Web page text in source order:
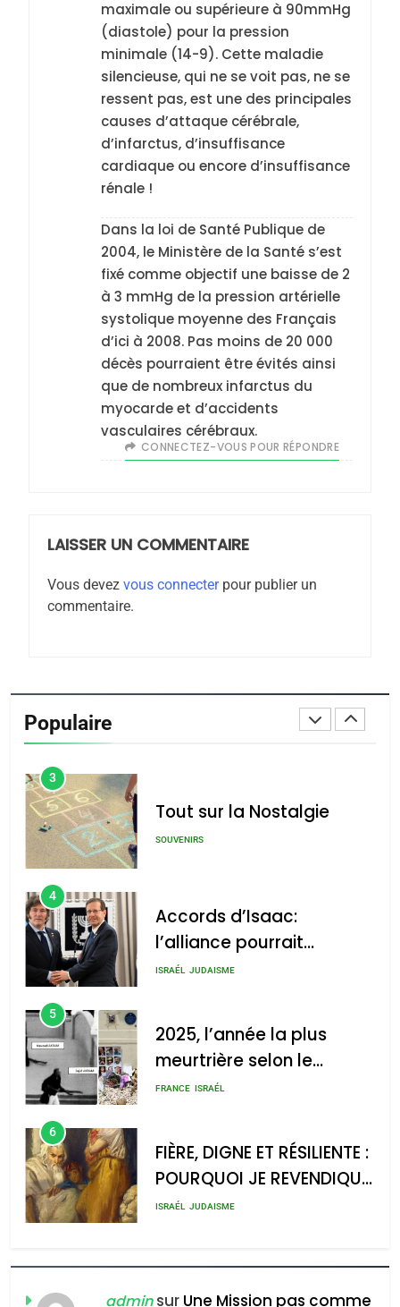
maximale ou supérieure à 90mmHg
(diastole) pour la pression
minimale (14-9). Cette maladie
silencieuse, qui ne se voit pas, ne se
ressent pas, est une des principales
causes d’attaque cérébrale,
d’infarctus, d’insuffisance
cardiaque ou encore d’insuffisance
rénale !
Dans la loi de Santé Publique de
2004, le Ministère de la Santé s’est
fixé comme objectif une baisse de 2
à 3 mmHg de la pression artérielle
systolique moyenne des Français
d’ici à 2008. Pas moins de 20 000
décès pourraient être évités ainsi
que de nombreux infarctus du
myocarde et d’accidents
vasculaires cérébraux.
CONNECTEZ-VOUS POUR RÉPONDRE
LAISSER UN COMMENTAIRE
Vous devez vous connecterpour publier un
commentaire.
Populaire
2025, l’année la plus
meurtrière selon le
rapport d’ADL contre
l’antisémitisme
FRANCE ISRAÉL
POURQUOI JE REVENDIQUE
MA JUDAÏTE par Thérèse
Zrihen-Dvir
CE QUI NOUS MANQUE –
Jacques Hadida
JUDAISME
Maroc : Les amandes de
1
De Loya Stauber
guerre»: La nouvelle
chanson de Boy George
3
Tout sur la Nostalgie
SOUVENIRS
4
Accords d’Isaac:
l’alliance pourrait
s’étendre à 13 pays
ISRAÉL JUDAISME
5
2025, l’année la plus
meurtrière selon le
rapport d’ADL contre
FRANCE ISRAÉL
6
FIÈRE, DIGNE ET RÉSILIENTE :
POURQUOI JE REVENDIQUE
MA JUDAÏTE par Thérèse
ISRAÉL JUDAISME
CE QUI NOUS MANQUE –
Jacques Hadida
adminsur Une Mission pas comme